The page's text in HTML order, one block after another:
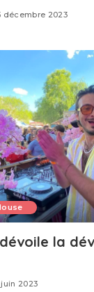
décembre 2023
la
2023